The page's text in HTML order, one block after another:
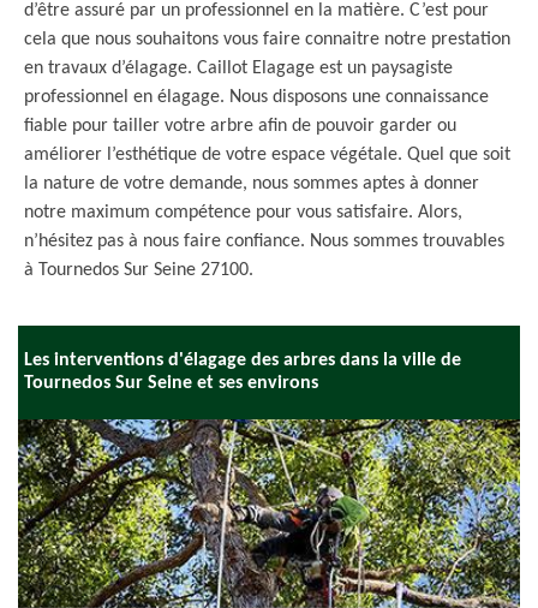
d’être assuré par un professionnel en la matière. C’est pour
cela que nous souhaitons vous faire connaitre notre prestation
en travaux d’élagage. Caillot Elagage est un paysagiste
professionnel en élagage. Nous disposons une connaissance
fiable pour tailler votre arbre afin de pouvoir garder ou
améliorer l’esthétique de votre espace végétale. Quel que soit
la nature de votre demande, nous sommes aptes à donner
notre maximum compétence pour vous satisfaire. Alors,
n’hésitez pas à nous faire confiance. Nous sommes trouvables
à Tournedos Sur Seine 27100.
Les interventions d'élagage des arbres dans la ville de
Tournedos Sur Seine et ses environs